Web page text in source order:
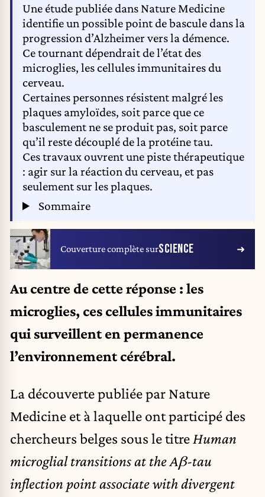
Une étude publiée dans Nature Medicine
identifie un possible point de bascule dans la
progression d’Alzheimer vers la démence.
Ce tournant dépendrait de l’état des
microglies, les cellules immunitaires du
cerveau.
Certaines personnes résistent malgré les
plaques amyloïdes, soit parce que ce
basculement ne se produit pas, soit parce
qu’il reste découplé de la protéine tau.
Ces travaux ouvrent une piste thérapeutique
: agir sur la réaction du cerveau, et pas
seulement sur les plaques.
Sommaire
Couverture complète surSCIENCE
Au centre de cette réponse : les
microglies, ces cellules immunitaires
qui surveillent en permanence
l’environnement cérébral.
La découverte publiée par Nature
Medicine et à laquelle ont participé des
chercheurs belges sous le titre Human
microglial transitions at the Aβ-tau
inflection point associate with divergent